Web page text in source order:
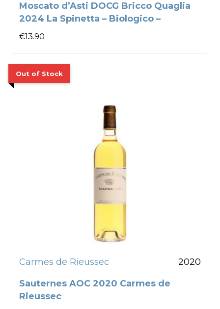
Moscato d’Asti DOCG Bricco Quaglia
2024 La Spinetta – Biologico –
€13.90
Carmes de Rieussec
2020
Sauternes AOC 2020 Carmes de
Rieussec